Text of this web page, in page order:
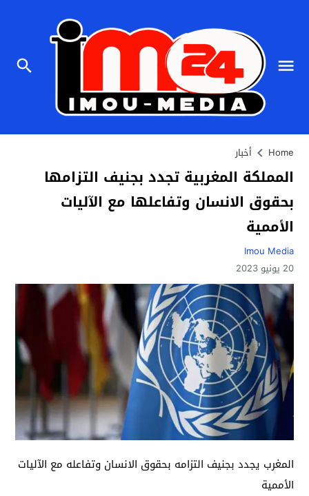
Home أخبار
المملكة المغربية تجدد بجنيف التزامها
بحقوق الانسان وتفاعلها مع الآليات
الأممية
Imou Media
20 يونيو 2023
المغرب يجدد بجنيف التزامه بحقوق الانسان وتفاعله مع الآليات
الأممية